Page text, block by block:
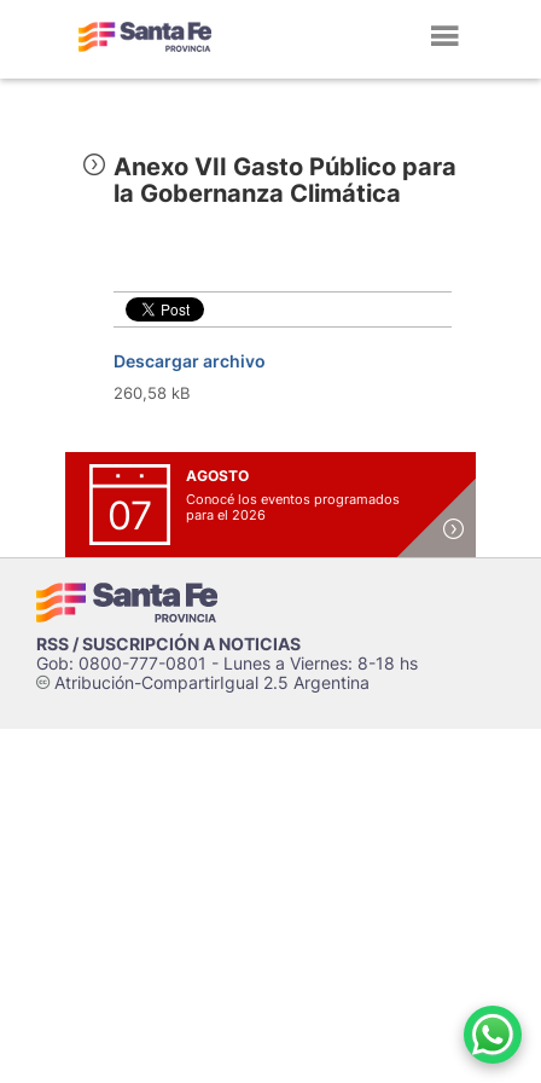
Anexo VII Gasto Público para
la Gobernanza Climática
Descargar archivo
260,58 kB
07
AGOSTO
Conocé los eventos programados
para el 2026
RSS / SUSCRIPCIÓN A NOTICIAS
Gob: 0800-777-0801 - Lunes a Viernes: 8-18 hs
cAtribución-CompartirIgual 2.5 Argentina